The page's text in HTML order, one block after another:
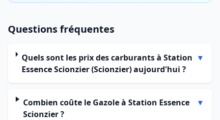
Questions fréquentes
Quels sont les prix des carburants à Station
Essence Scionzier (Scionzier) aujourd'hui ?
▼
Combien coûte le Gazole à Station Essence
Scionzier ?
▼